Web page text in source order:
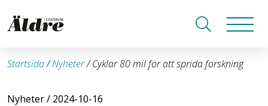
Startsida/Nyheter/Cyklar 80 mil för att sprida forskning
Nyheter/ 2024-10-16